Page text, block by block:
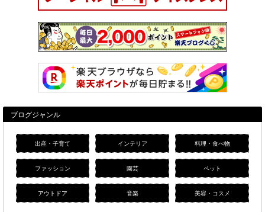
ブログジャンル
出産・子育て インテリア 料理・食べ物
ファッション 園芸 ペット
アウトドア 音楽 美容・コスメ